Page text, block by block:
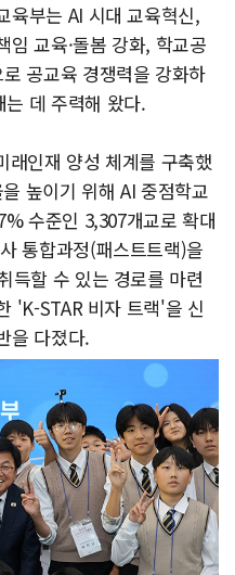
육부는 AI 시대 교육혁신,
임 교육·돌봄 강화, 학교공
공교육 경쟁력을 강화하
데 주력해 왔다.
래인재 양성 체계를 구축했
높이기 위해 AI 중점학교
수준인 3,307개교로 확대
통합과정(패스트트랙)을
득할 수 있는 경로를 마련
'K-STAR 비자 트랙'을 신
을 다졌다.